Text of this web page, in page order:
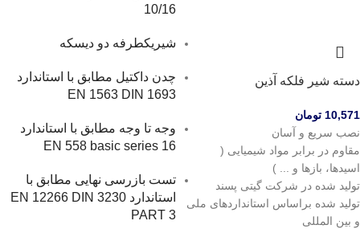
دسته شیر فلکه آذین
10,571 تومان
نصب سریع و آسان
مقاوم در برابر مواد شیمیایی (
اسیدها، بازها و ... )
تولید شده در شرکت گیتی پسند
تولید شده براساس استانداردهای ملی
و بین المللی
10/16
شیریکطرفه دو دیسکه
چدن داکتیل مطابق با استاندارد
EN 1563 DIN 1693
وجه تا وجه مطابق با استاندارد
EN 558 basic series 16
تست بازرسی نهایی مطابق با
استاندارد EN 12266 DIN 3230
PART 3